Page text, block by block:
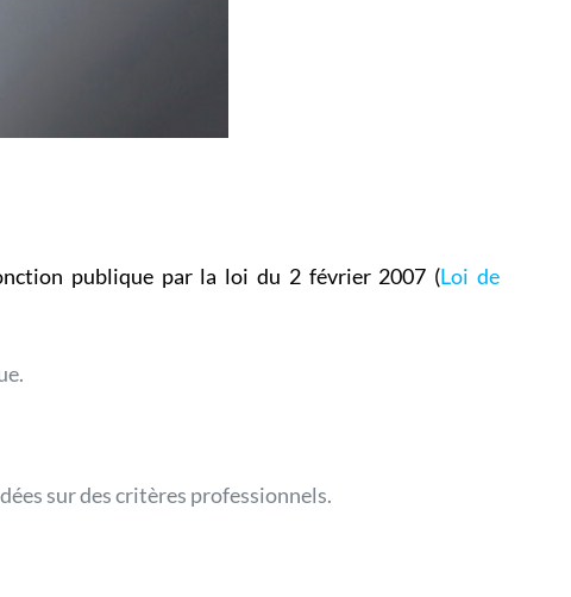
publique par la loi du 2 février 2007 (Loi de
sur des critères professionnels.